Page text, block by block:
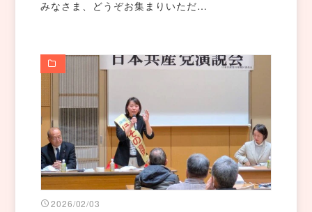
みなさま、どうぞお集まりいただ…
2026/02/03